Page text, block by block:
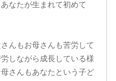
なたが生まれて初めて
んもお母さんも苦労して
しながら成長している様
さんもあなたという子ど